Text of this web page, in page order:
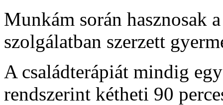
Munkám során hasznosak
szolgálatban szerzett
A családterápiát mindig
rendszerint kétheti 90